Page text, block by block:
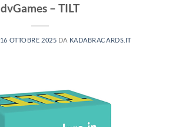
dvGames – TILT
16 OTTOBRE 2025 DA KADABRACARDS.IT